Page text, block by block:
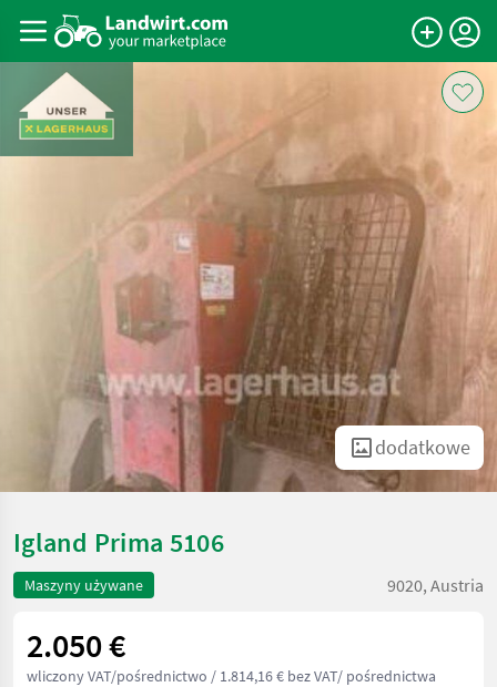
dodatkowe
Igland Prima 5106
Maszyny używane 9020, Austria
2.050 €
wliczony VAT/pośrednictwo / 1.814,16 € bez VAT/ pośrednictwa